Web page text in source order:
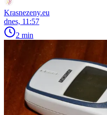
Krasnezeny.eu
dnes, 11:57
2 min